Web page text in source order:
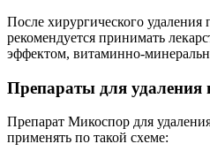
После хирургического удаления
рекомендуется принимать
эффектом, витаминно-
Препараты для удаления
Препарат Микоспор для
применять по такой схеме: